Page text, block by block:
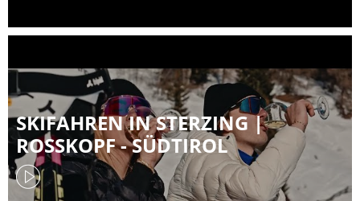
SKIFAHREN IN STERZING |
ROSSKOPF - SÜDTIROL